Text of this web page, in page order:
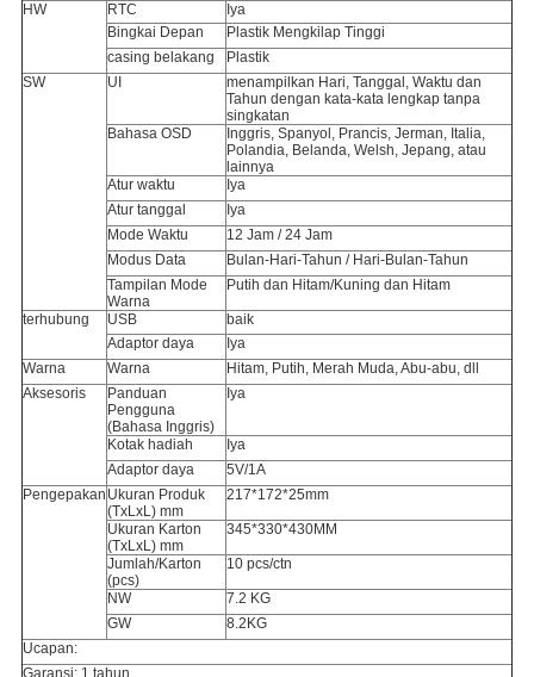
HW
RTC
Iya
Bingkai Depan
Plastik Mengkilap Tinggi
casing belakang
Plastik
SW
UI
menampilkan Hari, Tanggal, Waktu dan
Tahun dengan kata-kata lengkap tanpa
singkatan
Bahasa OSD
Inggris, Spanyol, Prancis, Jerman, Italia,
Polandia, Belanda, Welsh, Jepang, atau
lainnya
Atur waktu
Iya
Atur tanggal
Iya
Mode Waktu
12 Jam / 24 Jam
Modus Data
Bulan-Hari-Tahun / Hari-Bulan-Tahun
Tampilan Mode
Warna
Putih dan Hitam/Kuning dan Hitam
terhubung USB
baik
Adaptor daya
Iya
Warna
Warna
Hitam, Putih, Merah Muda, Abu-abu, dll
Aksesoris
Panduan
Pengguna
(Bahasa Inggris)
Iya
Kotak hadiah
Iya
Adaptor daya
5V/1A
Pengepakan Ukuran Produk
(TxLxL) mm
217*172*25mm
Ukuran Karton
(TxLxL) mm
345*330*430MM
Jumlah/Karton
(pcs)
10 pcs/ctn
NW
7.2 KG
GW
8.2KG
Ucapan: